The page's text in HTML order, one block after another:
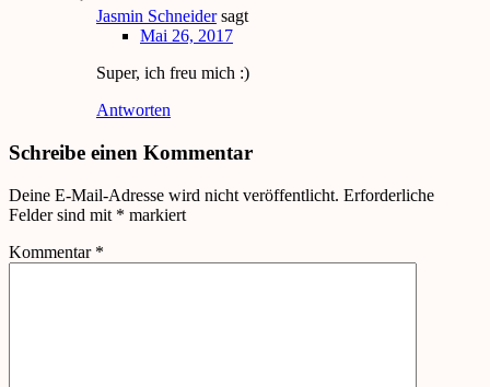
Jasmin Schneider sagt
Mai 26, 2017
Super, ich freu mich :)
Antworten
Schreibe einen Kommentar
Deine E-Mail-Adresse wird nicht veröffentlicht. Erforderliche
Felder sind mit * markiert
Kommentar *